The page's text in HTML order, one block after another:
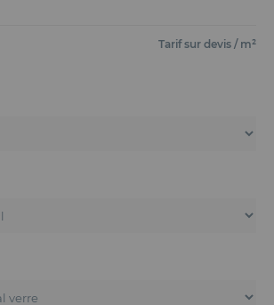
Production d'Événements
Hybrides
Tarif sur devis / m²